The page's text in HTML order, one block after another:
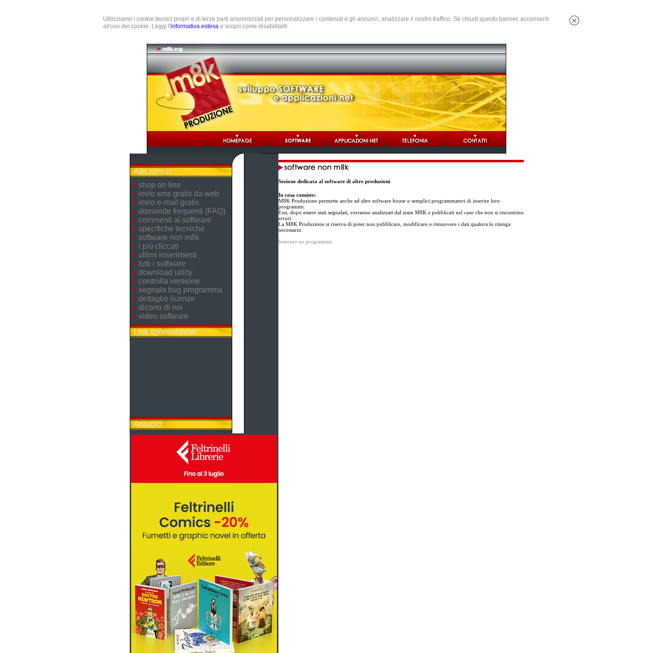
Utilizziamo i cookie tecnici propri e di terze parti anonimizzati per personalizzare i contenuti e gli annunci, analizzare il nostro traffico. Se chiudi questo banner, acconsenti
all'uso dei cookie. Leggi l'informativa estesa e scopri come disabilitarli.
Altri servizi
shop on line
invio sms gratis da web
invio e-mail gratis
domande frequenti (FAQ)
commenti ai software
specifiche tecniche
software non m8k
i più cliccati
ultimi inserimenti
tutti i software
download utility
controlla versione
segnala bug programma
dettaglio licenze
dicono di noi
video software
Link sponsorizzati
Annunci
Sezione dedicata al software di altre produzioni
In cosa consiste:
M8K Produzione permette anche ad altre software house o semplici programmatori di inserire loro
programmi.
Essi, dopo essere stati segnalati, verranno analizzati dal team M8K e pubblicati nel caso che non si riscontrino
errori.
La M8K Produzione si riserva di poter non pubblicare, modificare o rimuovere i dati qualora lo ritenga
necessario.
Inserisci un programma